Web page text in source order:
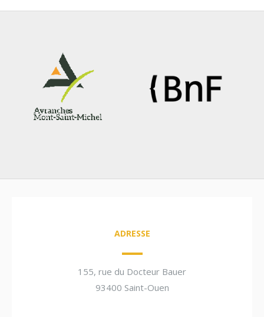
ADRESSE
155, rue du Docteur Bauer
93400 Saint-Ouen